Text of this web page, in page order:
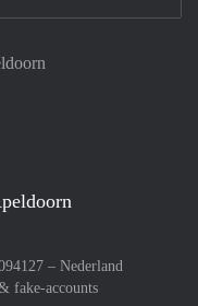
– Nederland
fake-accounts